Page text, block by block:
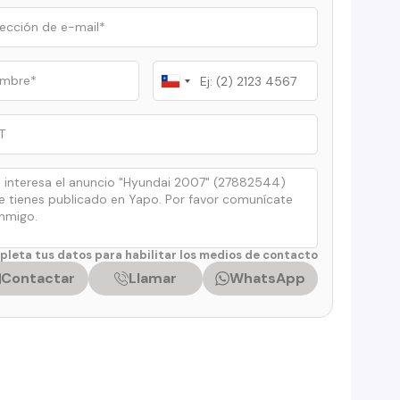
Chile
+56
tus datos para habilitar los medios de contacto
Contactar Llamar WhatsApp